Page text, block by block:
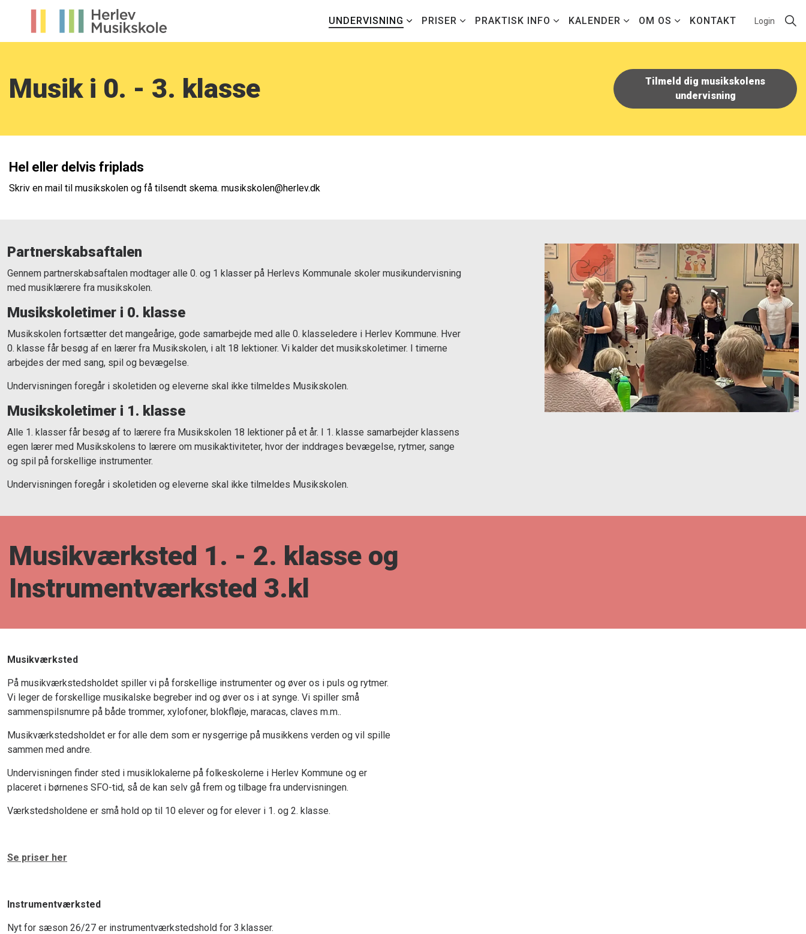
UNDERVISNING PRISER PRAKTISK INFO KALENDER OM OS KONTAKT Login
Musik i 0. - 3. klasse
Tilmeld dig musikskolens
undervisning
Hel eller delvis friplads
Skriv en mail til musikskolen og få tilsendt skema. musikskolen@herlev.dk
Partnerskabsaftalen
Gennem partnerskabsaftalen modtager alle 0. og 1 klasser på Herlevs Kommunale skoler musikundervisning
med musiklærere fra musikskolen.
Musikskoletimer i 0. klasse
Musikskolen fortsætter det mangeårige, gode samarbejde med alle 0. klasseledere i Herlev Kommune. Hver
0. klasse får besøg af en lærer fra Musikskolen, i alt 18 lektioner. Vi kalder det musikskoletimer. I timerne
arbejdes der med sang, spil og bevægelse.
Undervisningen foregår i skoletiden og eleverne skal ikke tilmeldes Musikskolen.
Musikskoletimer i 1. klasse
Alle 1. klasser får besøg af to lærere fra Musikskolen 18 lektioner på et år. I 1. klasse samarbejder klassens
egen lærer med Musikskolens to lærere om musikaktiviteter, hvor der inddrages bevægelse, rytmer, sange
og spil på forskellige instrumenter.
Undervisningen foregår i skoletiden og eleverne skal ikke tilmeldes Musikskolen.
Musikværksted 1. - 2. klasse og
Instrumentværksted 3.kl
Musikværksted
På musikværkstedsholdet spiller vi på forskellige instrumenter og øver os i puls og rytmer.
Vi leger de forskellige musikalske begreber ind og øver os i at synge. Vi spiller små
sammenspilsnumre på både trommer, xylofoner, blokfløje, maracas, claves m.m..
Musikværkstedsholdet er for alle dem som er nysgerrige på musikkens verden og vil spille
sammen med andre.
Undervisningen finder sted i musiklokalerne på folkeskolerne i Herlev Kommune og er
placeret i børnenes SFO-tid, så de kan selv gå frem og tilbage fra undervisningen.
Værkstedsholdene er små hold op til 10 elever og for elever i 1. og 2. klasse.
Se priser her
Instrumentværksted
Nyt for sæson 26/27 er instrumentværkstedshold for 3.klasser.